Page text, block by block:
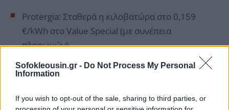
Sofokleousin.gr - Do Not Process My Personal
Information
If you wish to opt-out of the sale, sharing to third parties, or
Protergia: Σταθερά η κιλοβατώρα στο 0,159
€/kWh στο Value Special (με συνέπεια
πληρωμών).
ΗΡΩΝ: Αμετάβλητο το BASIC HOME στα 0,1476
€/kWh.
πρώτες 100 kWh (0,15241 €/kWh), ενώ στη